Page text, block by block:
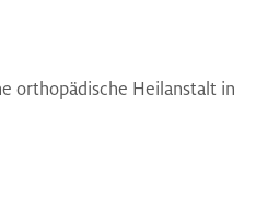
orthopädische Heilanstalt in